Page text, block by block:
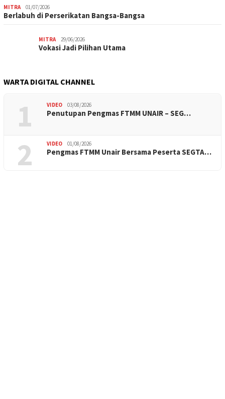
MITRA 01/07/2026
Berlabuh di Perserikatan Bangsa-Bangsa
MITRA 29/06/2026
Vokasi Jadi Pilihan Utama
WARTA DIGITAL CHANNEL
1 VIDEO 03/08/2026
Penutupan Pengmas FTMM UNAIR – SEG…
2 VIDEO 01/08/2026
Pengmas FTMM Unair Bersama Peserta SEGTA…